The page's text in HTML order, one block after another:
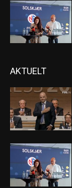
AKTUELT